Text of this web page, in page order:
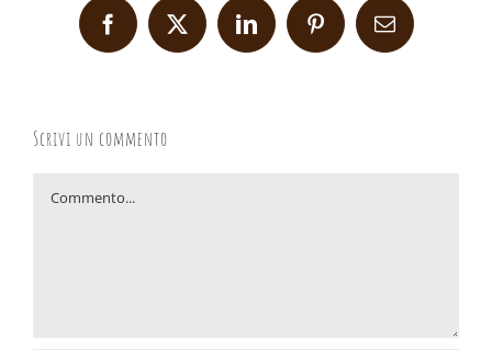
Facebook
X LinkedInPinterestEmail
Scrivi un commento